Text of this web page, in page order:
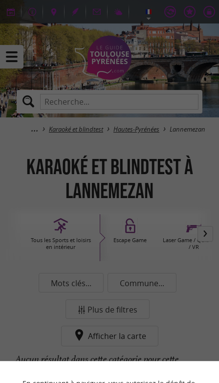
Karaoké et blindtest Hautes-Pyrénées Lannemezan
Karaoké et blindtest à
Lannemezan
Tous les Sports et loisirs
en intérieur
Escape Game
Laser Game / Quiz
/ VR
Mots clés... Commune...
Plus de filtres
Afficher la carte
Aucun résultat dans cette catégorie pour cette